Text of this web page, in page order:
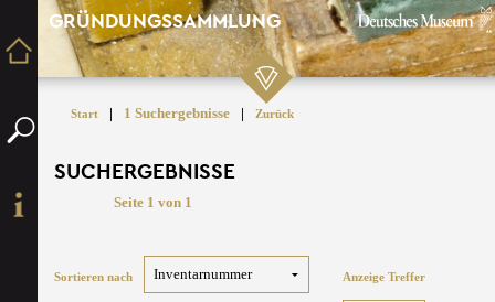
GRÜNDUNGSSAMMLUNG
Start | 1 Suchergebnisse | Zurück
SUCHERGEBNISSE
Seite 1 von 1
Sortieren nach Anzeige Treffer